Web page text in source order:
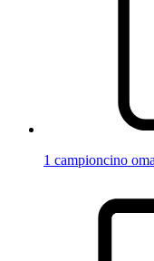
1 campioncino